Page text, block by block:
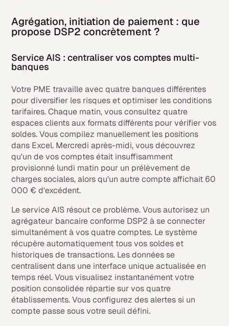
Agrégation, initiation de paiement : que
propose DSP2 concrètement ?
Service AIS : centraliser vos comptes multi-
banques
Votre PME travaille avec quatre banques différentes
pour diversifier les risques et optimiser les conditions
tarifaires. Chaque matin, vous consultez quatre
espaces clients aux formats différents pour vérifier vos
soldes. Vous compilez manuellement les positions
dans Excel. Mercredi après-midi, vous découvrez
qu'un de vos comptes était insuffisamment
provisionné lundi matin pour un prélèvement de
charges sociales, alors qu'un autre compte affichait 60
000 € d'excédent.
Le service AIS résout ce problème. Vous autorisez un
agrégateur bancaire conforme DSP2 à se connecter
simultanément à vos quatre comptes. Le système
récupère automatiquement tous vos soldes et
historiques de transactions. Les données se
centralisent dans une interface unique actualisée en
temps réel. Vous visualisez instantanément votre
position consolidée répartie sur vos quatre
établissements. Vous configurez des alertes si un
compte passe sous votre seuil défini.